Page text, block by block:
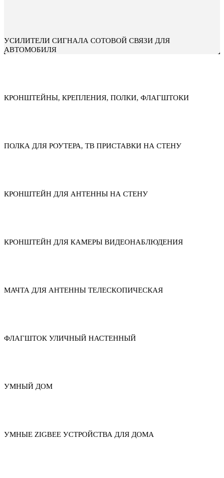
УСИЛИТЕЛИ СИГНАЛА СОТОВОЙ СВЯЗИ ДЛЯ
АВТОМОБИЛЯ
КРОНШТЕЙНЫ, КРЕПЛЕНИЯ, ПОЛКИ, ФЛАГШТОКИ
ПОЛКА ДЛЯ РОУТЕРА, ТВ ПРИСТАВКИ НА СТЕНУ
КРОНШТЕЙН ДЛЯ АНТЕННЫ НА СТЕНУ
КРОНШТЕЙН ДЛЯ КАМЕРЫ ВИДЕОНАБЛЮДЕНИЯ
МАЧТА ДЛЯ АНТЕННЫ ТЕЛЕСКОПИЧЕСКАЯ
ФЛАГШТОК УЛИЧНЫЙ НАСТЕННЫЙ
УМНЫЙ ДОМ
УМНЫЕ ZIGBEE УСТРОЙСТВА ДЛЯ ДОМА